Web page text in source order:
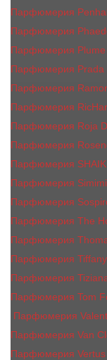
Парфюмерия
Парфюмерия
Парфюмерия Plume
Парфюмерия Prada
Парфюмерия
Парфюмерия
Парфюмерия Roja
Парфюмерия
Парфюмерия SHAIK
Парфюмерия Simimi
Парфюмерия
Парфюмерия The
Парфюмерия
Парфюмерия Tiffany
Парфюмерия
Парфюмерия Tom
Парфюмерия
Парфюмерия Van
Парфюмерия Vertus